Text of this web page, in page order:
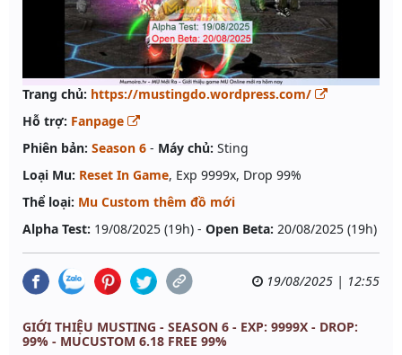
Trang chủ: https://mustingdo.wordpress.com/
Hỗ trợ: Fanpage
Phiên bản: Season 6 - Máy chủ: Sting
Loại Mu: Reset In Game, Exp 9999x, Drop 99%
Thể loại: Mu Custom thêm đồ mới
Alpha Test: 19/08/2025 (19h) - Open Beta: 20/08/2025 (19h)
19/08/2025 | 12:55
GIỚI THIỆU MUSTING - SEASON 6 - EXP: 9999X - DROP:
99% - MUCUSTOM 6.18 FREE 99%